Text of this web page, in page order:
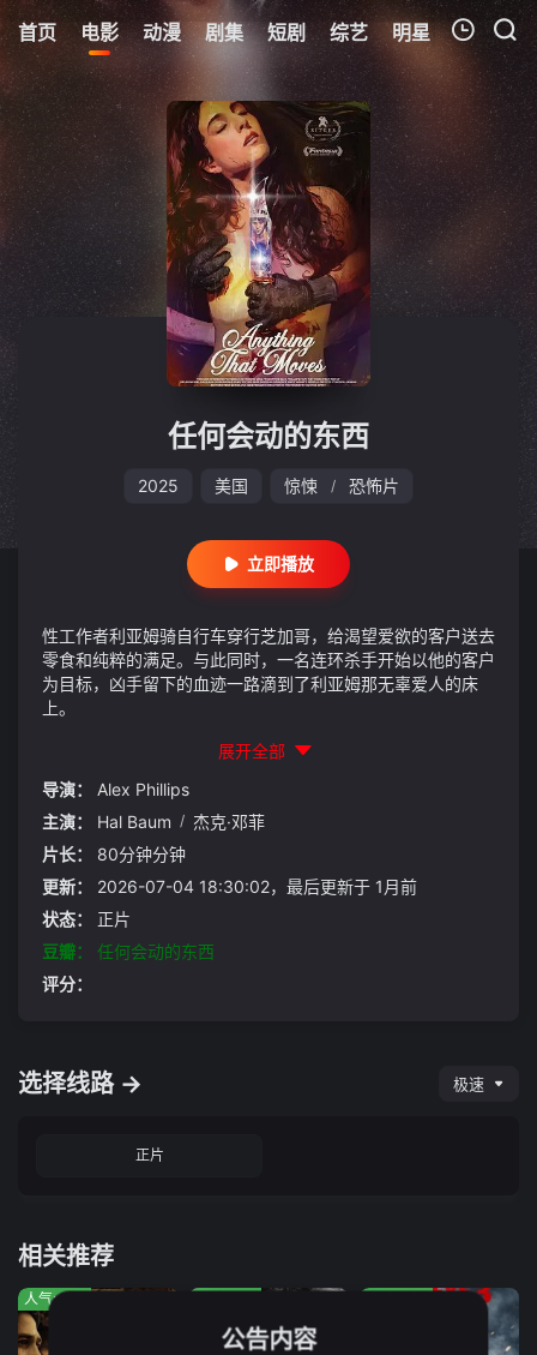
首页 电影 动漫 剧集 短剧 综艺 明星 周表
我的观影记录
暂无观看影片的记录
任何会动的东西
2025 美国 惊悚 / 恐怖片
立即播放
性工作者利亚姆骑自行车穿行芝加哥，给渴望爱欲的客户送去
零食和纯粹的满足。与此同时，一名连环杀手开始以他的客户
为目标，凶手留下的血迹一路滴到了利亚姆那无辜爱人的床
上。
展开全部
导演：
Alex Phillips
主演：
Hal Baum / 杰克·邓菲
片长：
80分钟分钟
更新：
2026-07-04 18:30:02，最后更新于 1月前
状态：
正片
豆瓣：
任何会动的东西
评分：
选择线路 → 极速
正片
相关推荐
人气:363
公告内容